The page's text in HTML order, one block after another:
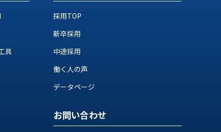
具
採用TOP
新卒採用
中途採用
働く人の声
データページ
お問い合わせ